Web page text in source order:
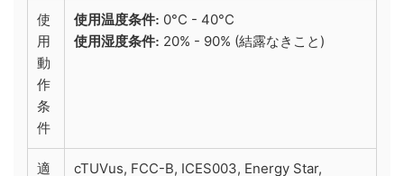
使
用
動
作
条
件
使用温度条件: 0°C - 40°C
使用湿度条件: 20% - 90% (結露なきこと)
適
cTUVus, FCC-B, ICES003, Energy Star,